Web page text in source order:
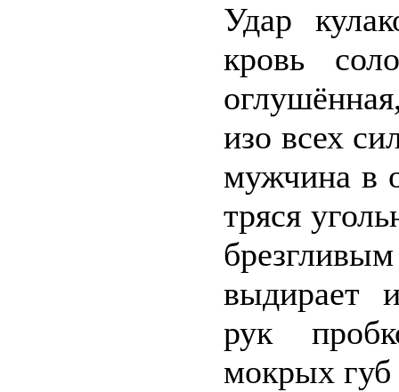
Удар
кровь
изо всех
мужчина в
тряся
выдирает
рук
мокрых